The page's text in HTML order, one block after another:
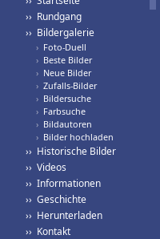
›› Rundgang
›› Bildergalerie
› Foto-Duell
› Beste Bilder
› Neue Bilder
› Zufalls-Bilder
› Bildersuche
› Farbsuche
› Bildautoren
› Bilder hochladen
›› Historische Bilder
›› Videos
›› Informationen
›› Geschichte
›› Herunterladen
›› Kontakt